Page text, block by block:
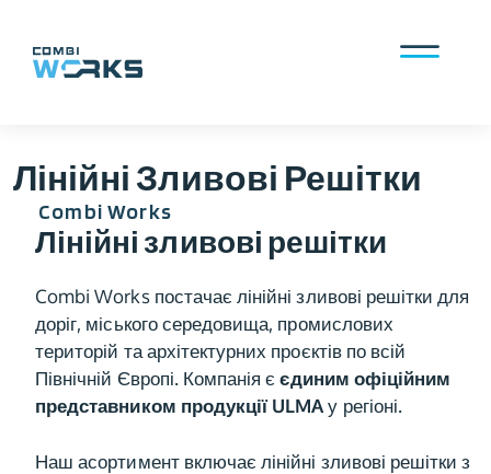
вмісту
Меню
Лінійні Зливові Решітки
Combi Works
Лінійні зливові решітки
Combi Works постачає лінійні зливові решітки для
доріг, міського середовища, промислових
територій та архітектурних проєктів по всій
Північній Європі. Компанія єєдиним офіційним
представником продукції ULMAу регіоні.
Наш асортимент включає лінійні зливові решітки з